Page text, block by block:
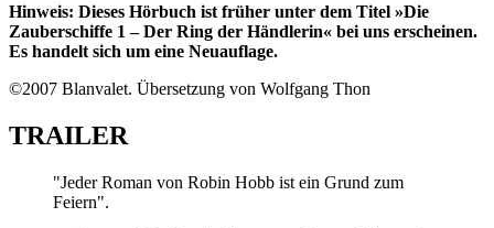
Hinweis: Dieses Hörbuch ist früher unter dem Titel »Die
Zauberschiffe 1 – Der Ring der Händlerin« bei uns erscheinen.
Es handelt sich um eine Neuauflage.
©2007 Blanvalet. Übersetzung von Wolfgang Thon
TRAILER
"Jeder Roman von Robin Hobb ist ein Grund zum
Feiern".